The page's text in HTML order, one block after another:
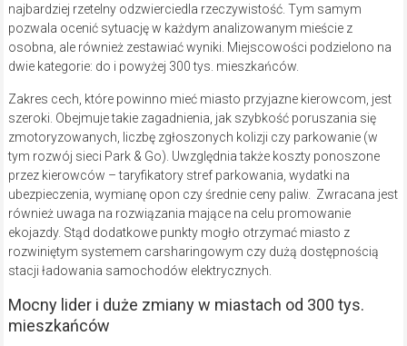
najbardziej rzetelny odzwierciedla rzeczywistość. Tym samym
pozwala ocenić sytuację w każdym analizowanym mieście z
osobna, ale również zestawiać wyniki. Miejscowości podzielono na
dwie kategorie: do i powyżej 300 tys. mieszkańców.
Zakres cech, które powinno mieć miasto przyjazne kierowcom, jest
szeroki. Obejmuje takie zagadnienia, jak szybkość poruszania się
zmotoryzowanych, liczbę zgłoszonych kolizji czy parkowanie (w
tym rozwój sieci Park & Go). Uwzględnia także koszty ponoszone
przez kierowców – taryfikatory stref parkowania, wydatki na
ubezpieczenia, wymianę opon czy średnie ceny paliw. Zwracana jest
również uwaga na rozwiązania mające na celu promowanie
ekojazdy. Stąd dodatkowe punkty mogło otrzymać miasto z
rozwiniętym systemem carsharingowym czy dużą dostępnością
stacji ładowania samochodów elektrycznych.
Mocny lider i duże zmiany w miastach od 300 tys.
mieszkańców